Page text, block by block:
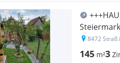
8472 Straß
145 m²3